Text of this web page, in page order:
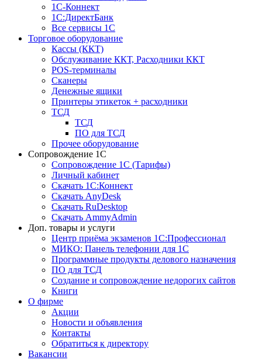
1С-Коннект
1С:ДиректБанк
Все сервисы 1С
Торговое оборудование
Кассы (ККТ)
Обслуживание ККТ, Расходники ККТ
POS-терминалы
Сканеры
Денежные ящики
Принтеры этикеток + расходники
ТСД
ТСД
ПО для ТСД
Прочее оборудование
Сопровождение 1С
Сопровождение 1С (Тарифы)
Личный кабинет
Скачать 1С:Коннект
Скачать AnyDesk
Скачать RuDesktop
Скачать AmmyAdmin
Доп. товары и услуги
Центр приёма экзаменов 1С:Профессионал
МИКО: Панель телефонии для 1С
Программные продукты делового назначения
ПО для ТСД
Создание и сопровождение недорогих сайтов
Книги
О фирме
Акции
Новости и объявления
Контакты
Обратиться к директору
Вакансии